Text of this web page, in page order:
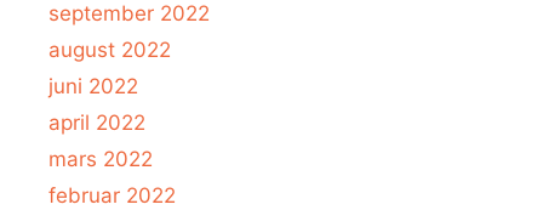
september 2022
august 2022
juni 2022
april 2022
mars 2022
februar 2022